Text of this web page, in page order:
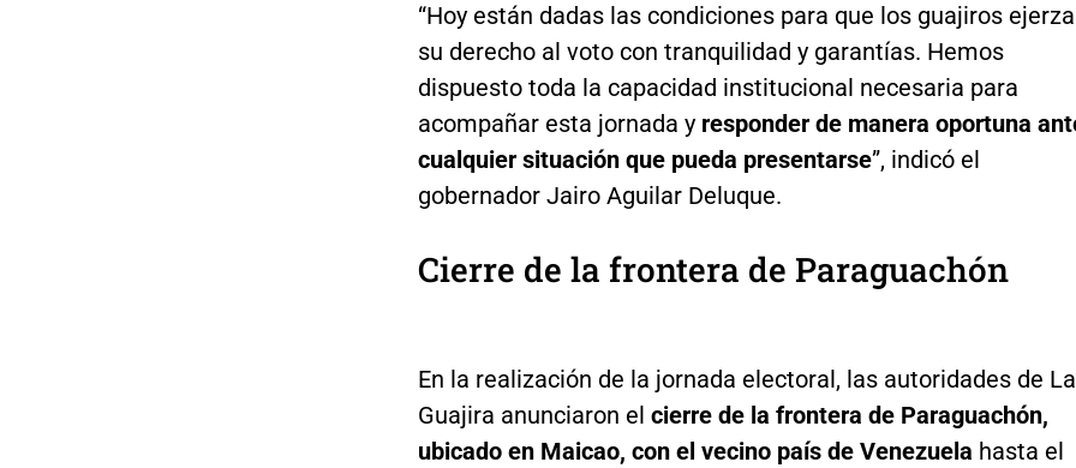
“Hoy están dadas las condiciones para que los guajiros
su derecho al voto con tranquilidad y garantías. Hemos
dispuesto toda la capacidad institucional necesaria para
acompañar esta jornada y responder de manera oportuna
cualquier situación que pueda presentarse”, indicó el
gobernador Jairo Aguilar Deluque.
Cierre de la frontera de Paraguachón
En la realización de la jornada electoral, las autoridades de La
Guajira anunciaron el cierre de la frontera de Paraguachón,
ubicado en Maicao, con el vecino país de Venezuela hasta el